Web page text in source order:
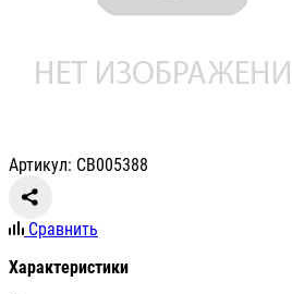
Артикул: СВ005388
Сравнить
Характеристики